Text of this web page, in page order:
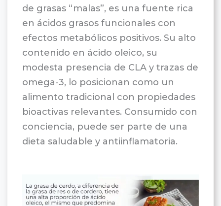
de grasas “malas”, es una fuente rica
en ácidos grasos funcionales con
efectos metabólicos positivos. Su alto
contenido en ácido oleico, su
modesta presencia de CLA y trazas de
omega-3, lo posicionan como un
alimento tradicional con propiedades
bioactivas relevantes. Consumido con
conciencia, puede ser parte de una
dieta saludable y antiinflamatoria.